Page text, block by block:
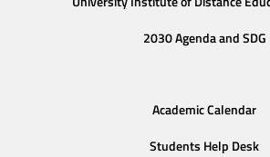
2030 Agenda and SDG
Academic Calendar
Students Help Desk